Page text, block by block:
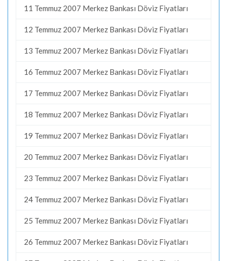
11 Temmuz 2007 Merkez Bankası Döviz Fiyatları
12 Temmuz 2007 Merkez Bankası Döviz Fiyatları
13 Temmuz 2007 Merkez Bankası Döviz Fiyatları
16 Temmuz 2007 Merkez Bankası Döviz Fiyatları
17 Temmuz 2007 Merkez Bankası Döviz Fiyatları
18 Temmuz 2007 Merkez Bankası Döviz Fiyatları
19 Temmuz 2007 Merkez Bankası Döviz Fiyatları
20 Temmuz 2007 Merkez Bankası Döviz Fiyatları
23 Temmuz 2007 Merkez Bankası Döviz Fiyatları
24 Temmuz 2007 Merkez Bankası Döviz Fiyatları
25 Temmuz 2007 Merkez Bankası Döviz Fiyatları
26 Temmuz 2007 Merkez Bankası Döviz Fiyatları